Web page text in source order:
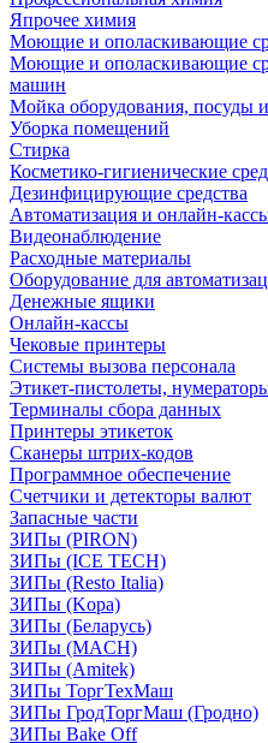
Япрочее химия
Моющие и ополаскивающие
Моющие и ополаскивающие
машин
Мойка оборудования, посуды
Уборка помещений
Стирка
Косметико-гигиенические
Дезинфицирующие средства
Автоматизация и онлайн-
Видеонаблюдение
Расходные материалы
Оборудование для
Денежные ящики
Онлайн-кассы
Чековые принтеры
Системы вызова персонала
Этикет-пистолеты,
Терминалы сбора данных
Принтеры этикеток
Сканеры штрих-кодов
Программное обеспечение
Счетчики и детекторы валют
Запасные части
ЗИПы (PIRON)
ЗИПы (ICE TECH)
ЗИПы (Resto Italia)
ЗИПы (Kopa)
ЗИПы (Беларусь)
ЗИПы (MACH)
ЗИПы (Amitek)
ЗИПы ТоргТехМаш
ЗИПы ГродТоргМаш (Гродно)
ЗИПы Bake Off